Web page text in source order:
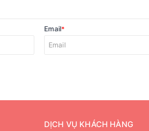
Email*
DỊCH VỤ KHÁCH HÀNG